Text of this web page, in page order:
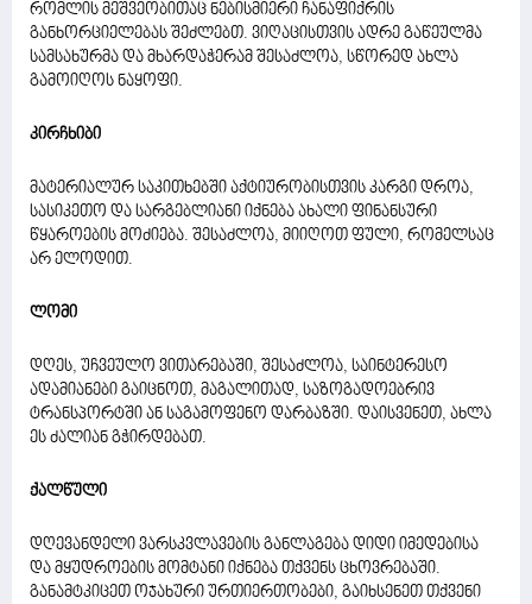
რომლის მეშვეობითაც ნებისმიერი ჩანაფიქრის
განხორციელებას შეძლებთ. ვიღაცისთვის ადრე გაწეულმა
სამსახურმა და მხარდაჭერამ შესაძლოა, სწორედ ახლა
გამოიღოს ნაყოფი.
კირჩხიბი
მატერიალურ საკითხებში აქტიურობისთვის კარგი დროა,
სასიკეთო და სარგებლიანი იქნება ახალი ფინანსური
წყაროების მოძიება. შესაძლოა, მიიღოთ ფული, რომელსაც
არ ელოდით.
ლომი
დღეს, უჩვეულო ვითარებაში, შესაძლოა, საინტერესო
ადამიანები გაიცნოთ, მაგალითად, საზოგადოებრივ
ტრანსპორტში ან საგამოფენო დარბაზში. დაისვენეთ, ახლა
ეს ძალიან გჭირდებათ.
ქალწული
დღევანდელი ვარსკვლავების განლაგება დიდი იმედებისა
და მყუდროების მომტანი იქნება თქვენს ცხოვრებაში.
განამტკიცეთ ოჯახური ურთიერთობები, გაიხსენეთ თქვენი